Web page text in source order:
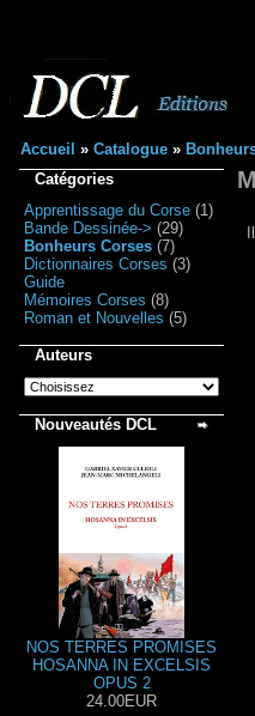
Accueil » Catalogue »
Catégories
Apprentissage du Corse (1)
Bande Dessinée-> (29)
Bonheurs Corses (7)
Dictionnaires Corses (3)
Guide
Mémoires Corses (8)
Roman et Nouvelles (5)
Auteurs
Nouveautés DCL
NOS TERRES PROMISES
HOSANNA IN EXCELSIS
OPUS 2
24.00EUR